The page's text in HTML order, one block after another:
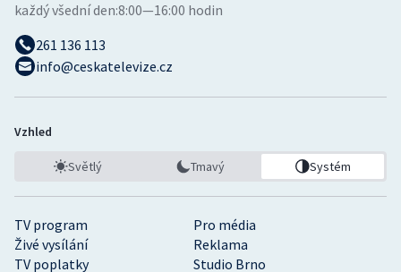
TV program
Pro média
Živé vysílání
Reklama
TV poplatky
Studio Brno
každý všední den:8:00—16:00 hodin
261 136 113
info@ceskatelevize.cz
Vzhled
Světlý Tmavý Systém